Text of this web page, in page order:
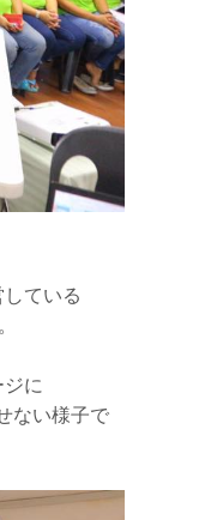
ている
に
ない様子で